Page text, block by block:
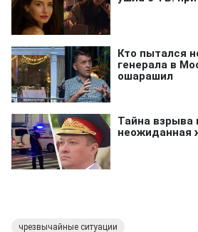
чрезвычайные ситуации